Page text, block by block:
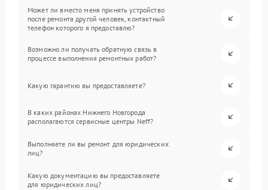
Может ли вместо меня принять устройство
после ремонта другой человек, контактный
телефон которого я предоставлю?
Возможно ли получать обратную связь в
процессе выполнения ремонтных работ?
Какую гарантию вы предоставляете?
В каких районах Нижнего Новгорода
располагаются сервисные центры Neff?
Выполняете ли вы ремонт для юридических
лиц?
Какую документацию вы предоставляете
для юридических лиц?